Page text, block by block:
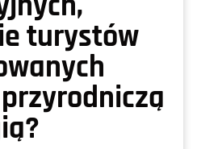
turystów